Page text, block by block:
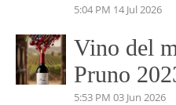
5:04 PM 14 Jul 2026
Vino del
Pruno
5:53 PM 03 Jun 2026